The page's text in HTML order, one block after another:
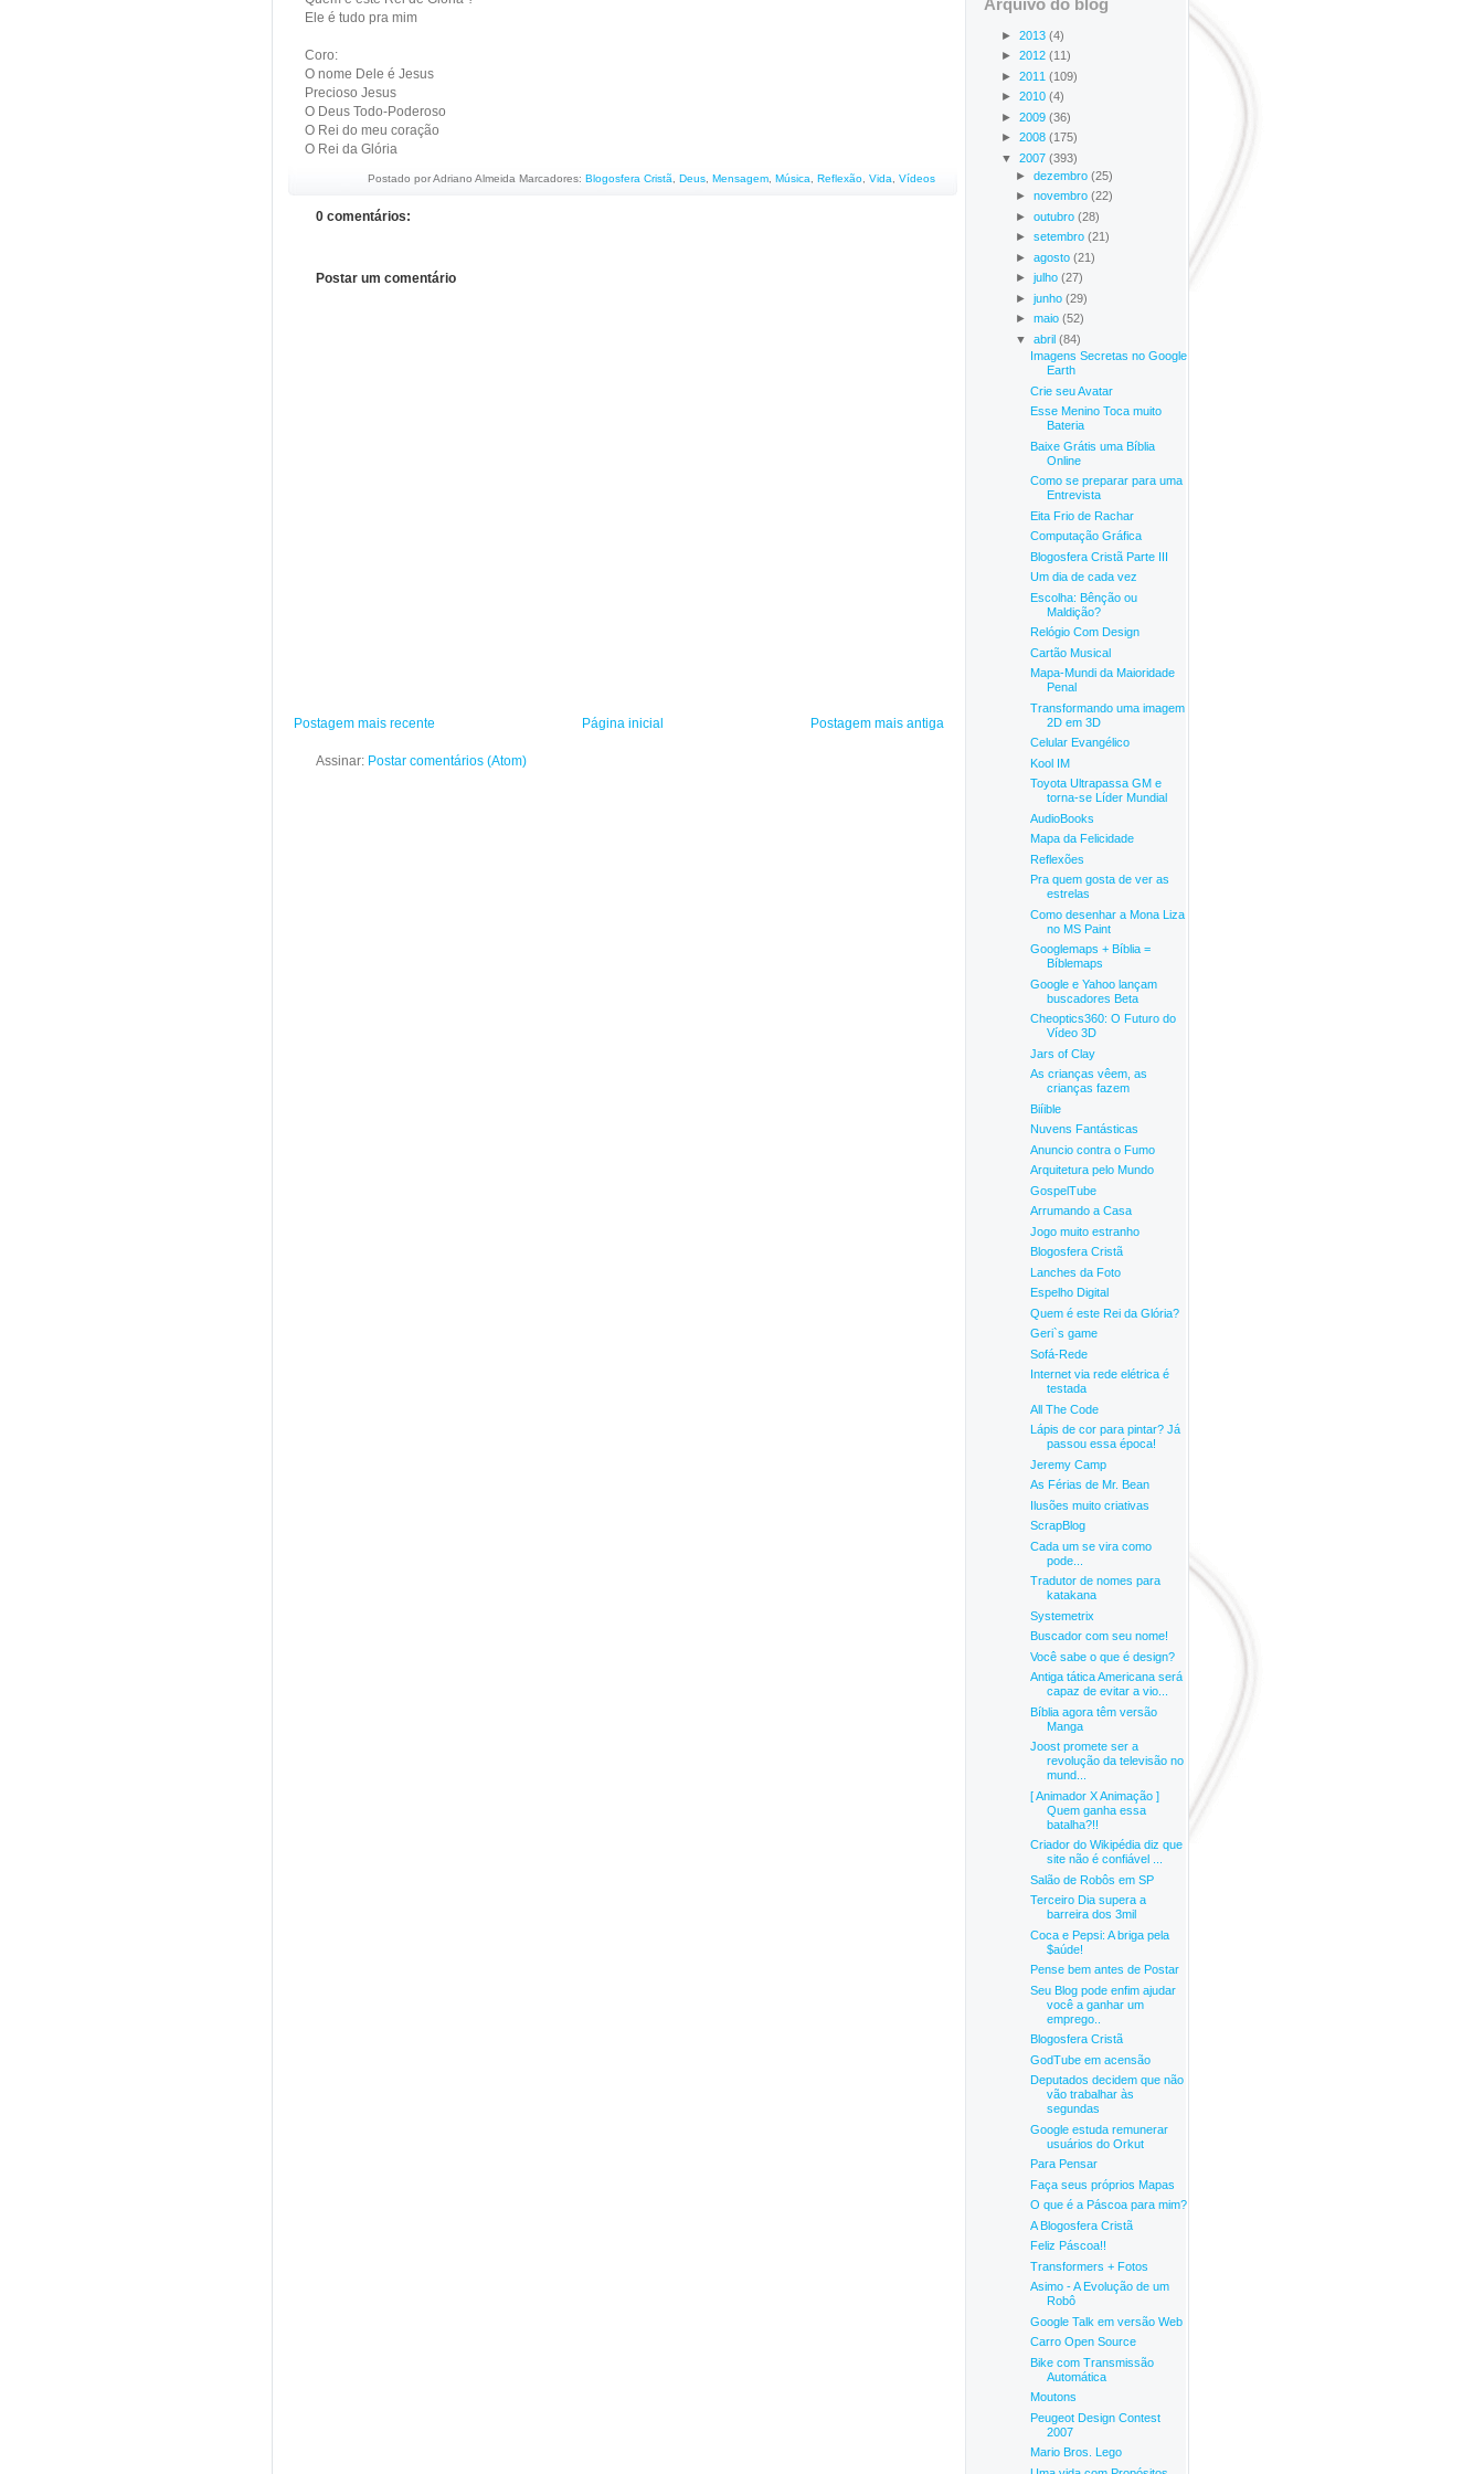
Ele é tudo pra mim
Coro:
O nome Dele é Jesus
Precioso Jesus
O Deus Todo-Poderoso
O Rei do meu coração
O Rei da Glória
Postado porAdriano Almeida Marcadores: Blogosfera Cristã Deus Mensagem Música Reflexão Vida Vídeos
0 comentários:
Postar um comentário
Postagem mais recente Postagem mais antiga
Página inicial
Assinar: Postar comentários (Atom)
Arquivo do blog
► 2013 (4)
► 2012 (11)
► 2011 (109)
► 2010 (4)
► 2009 (36)
► 2008 (175)
▼ 2007 (393)
►dezembro(25)
►novembro(22)
►outubro(28)
►setembro(21)
►agosto(21)
►julho(27)
►junho(29)
►maio(52)
▼abril(84)
Imagens Secretas no Google
Earth
Crie seu Avatar
Esse Menino Toca muito
Bateria
Baixe Grátis uma Bíblia
Online
Como se preparar para uma
Entrevista
Eita Frio de Rachar
Computação Gráfica
Blogosfera Cristã Parte III
Um dia de cada vez
Escolha: Bênção ou
Maldição?
Relógio Com Design
Cartão Musical
Mapa-Mundi da Maioridade
Penal
Transformando uma imagem
2D em 3D
Celular Evangélico
Kool IM
Toyota Ultrapassa GM e
torna-se Líder Mundial
AudioBooks
Mapa da Felicidade
Reflexões
Pra quem gosta de ver as
estrelas
Como desenhar a Mona Liza
no MS Paint
Googlemaps + Bíblia =
Bíblemaps
Google e Yahoo lançam
buscadores Beta
Cheoptics360: O Futuro do
Vídeo 3D
Jars of Clay
As crianças vêem, as
crianças fazem
Biíible
Nuvens Fantásticas
Anuncio contra o Fumo
Arquitetura pelo Mundo
GospelTube
Arrumando a Casa
Jogo muito estranho
Blogosfera Cristã
Lanches da Foto
Espelho Digital
Quem é este Rei da Glória?
Geri`s game
Sofá-Rede
Internet via rede elétrica é
testada
All The Code
Lápis de cor para pintar? Já
passou essa época!
Jeremy Camp
As Férias de Mr. Bean
Ilusões muito criativas
ScrapBlog
Cada um se vira como
pode...
Tradutor de nomes para
katakana
Systemetrix
Buscador com seu nome!
Você sabe o que é design?
Antiga tática Americana será
capaz de evitar a vio...
Bíblia agora têm versão
Manga
Joost promete ser a
revolução da televisão no
mund...
[ Animador X Animação ]
Quem ganha essa
batalha?!!
Criador do Wikipédia diz que
site não é confiável ...
Salão de Robôs em SP
Terceiro Dia supera a
barreira dos 3mil
Coca e Pepsi: A briga pela
$aúde!
Pense bem antes de Postar
Seu Blog pode enfim ajudar
você a ganhar um
emprego..
Blogosfera Cristã
GodTube em acensão
Deputados decidem que não
vão trabalhar às
segundas
Google estuda remunerar
usuários do Orkut
Para Pensar
Faça seus próprios Mapas
O que é a Páscoa para mim?
A Blogosfera Cristã
Feliz Páscoa!!
Transformers + Fotos
Asimo - A Evolução de um
Robô
Google Talk em versão Web
Carro Open Source
Bike com Transmissão
Automática
Moutons
Peugeot Design Contest
2007
Mario Bros. Lego